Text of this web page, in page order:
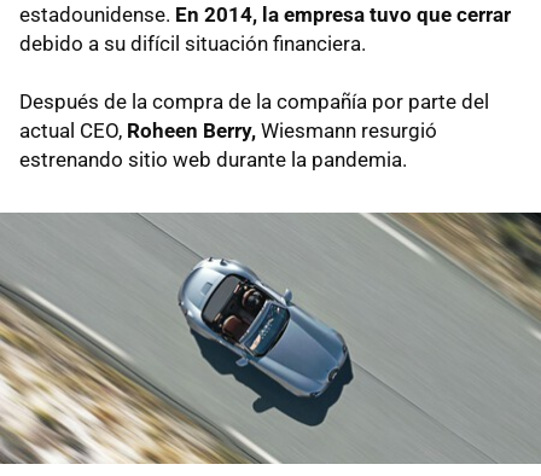
estadounidense. En 2014, la empresa tuvo que cerrar
debido a su difícil situación financiera.
Después de la compra de la compañía por parte del
actual CEO, Roheen Berry, Wiesmann resurgió
estrenando sitio web durante la pandemia.